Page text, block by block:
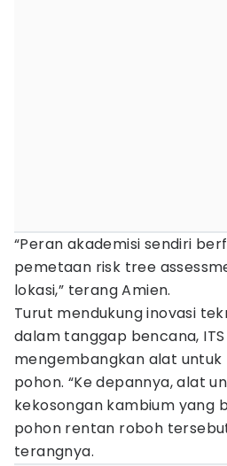
“Peran akademisi sendiri
pemetaan risk tree
lokasi,” terang Amien.
Turut mendukung inovasi
dalam tanggap bencana,
mengembangkan alat
pohon. “Ke depannya, alat
kekosongan kambium yang
pohon rentan roboh
terangnya.